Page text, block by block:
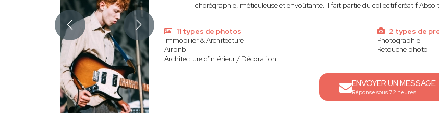
chorégraphie, méticuleuse et envoûtante. Il fait partie du collectif créatif Absolt
11 types de photos
Immobilier & Architecture
Airbnb
Architecture d'intérieur / Décoration
2 types de
Photographie
Retouche photo
ENVOYER UN MESSAGE
Réponse sous 72 heures